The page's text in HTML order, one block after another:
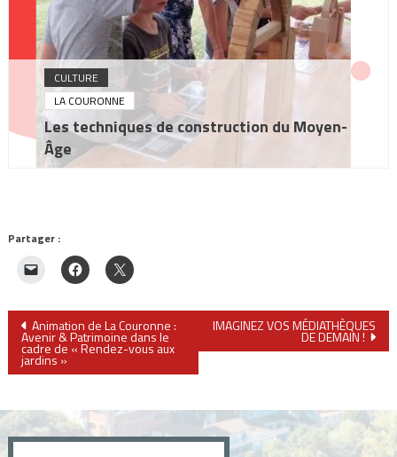
CULTURE
LA COURONNE
Les techniques de construction du Moyen-
Âge
Partager :
Navigation
de
Animation de La Couronne :
Avenir & Patrimoine dans le
cadre de « Rendez-vous aux
jardins »
IMAGINEZ VOS MÉDIATHÈQUES
DE DEMAIN !